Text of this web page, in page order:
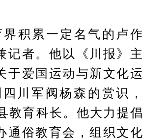
积累一定名气的卢作
记者。他以《川报》主
于爱国运动与新文化运
川军阀杨森的赏识，
教育科长。他大力提倡
通俗教育会，组织文化